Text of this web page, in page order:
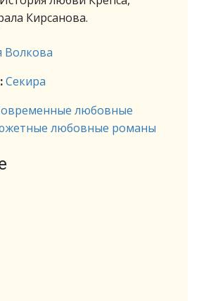
Кирсанова.
Волкова
Секира
любовные
любовные романы